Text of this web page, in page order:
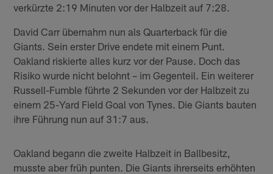
verkürzte 2:19 Minuten vor der Halbzeit auf 7:28.
David Carr übernahm nun als Quarterback für die
Giants. Sein erster Drive endete mit einem Punt.
Oakland riskierte alles kurz vor der Pause. Doch das
Risiko wurde nicht belohnt – im Gegenteil. Ein weiterer
Russell-Fumble führte 2 Sekunden vor der Halbzeit zu
einem 25-Yard Field Goal von Tynes. Die Giants bauten
ihre Führung nun auf 31:7 aus.
Oakland begann die zweite Halbzeit in Ballbesitz,
musste aber früh punten. Die Giants ihrerseits erhöhten